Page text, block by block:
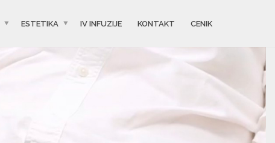
ESTETIKA IV INFUZIJE KONTAKT CENIK